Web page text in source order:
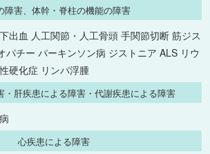
障害、体幹・脊柱の機能の障害
出血 人工関節・人工骨頭 手関節切断 筋ジス
パチー パーキンソン病 ジストニア ALS リウ
硬化症 リンパ浮腫
・肝疾患による障害・代謝疾患による障害
心疾患による障害